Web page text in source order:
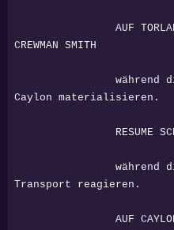
AUF TORLAN,
CREWMAN SMITH
während diese
Caylon materialisieren.
RESUME
während die
Transport reagieren.
AUF